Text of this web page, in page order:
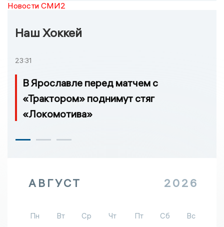
Новости СМИ2
Наш Хоккей
23:31
В Ярославле перед матчем с
«Трактором» поднимут стяг
«Локомотива»
АВГУСТ 2026
Пн Вт Ср Чт Пт Сб
Вс